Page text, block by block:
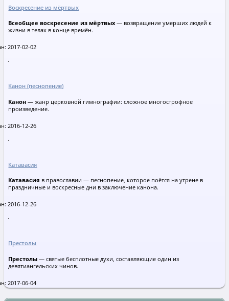
Воскресение из мёртвых
Всеобщее воскресение из мёртвых — возвращение умерших людей к
жизни в телах в конце времён.
2017-02-02
Канон (песнопение)
Канон — жанр церковной гимнографии: сложное многострофное
произведение.
2016-12-26
Катавасия
Катавасия в православии — песнопение, которое поётся на утрене в
праздничные и воскресные дни в заключение канона.
2016-12-26
Престолы
Престолы — святые бесплотные духи, составляющие один из
девятиангельских чинов.
2017-06-04